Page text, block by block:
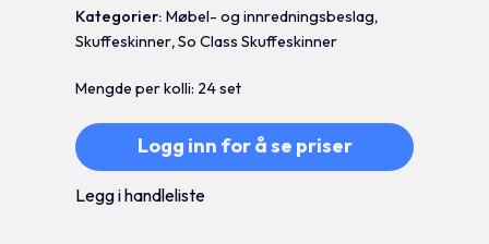
Kategorier:Møbel- og innredningsbeslag,
Skuffeskinner,So Class Skuffeskinner
Mengde per kolli: 24 set
Logg inn for å se priser
Legg i handleliste